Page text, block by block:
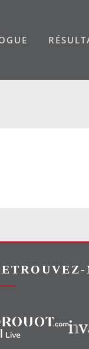
Vers le site Invaluable